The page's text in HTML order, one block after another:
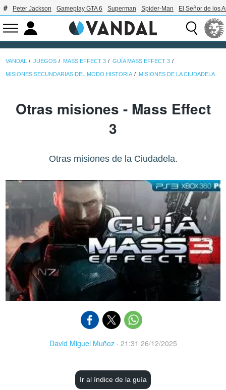
Peter Jackson Gameplay GTA 6 Superman Spider-Man El Señor de los
VANDAL JUEGOS MASS EFFECT 3 GUÍA MASS EFFECT 3
MISIONES SECUNDARIAS DEL MODO HISTORIA MISIONES DE LA CIUDADELA
Otras misiones - Mass Effect
3
Otras misiones de la Ciudadela.
David Miguel Muñoz· 21:31 26/12/2025
Ir al índice de la guía